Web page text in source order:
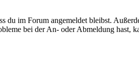
im Forum angemeldet bleibst.
bei der An- oder Abmeldung hast,